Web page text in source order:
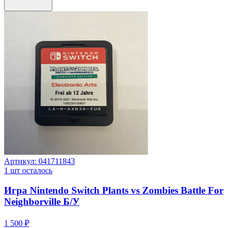
Артикул: 041711843
1 шт осталось
Игра Nintendo Switch Plants vs Zombies Battle For
Neighborville Б/У
1 500 ₽